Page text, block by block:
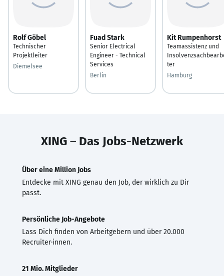
Rolf Göbel
Technischer
Projektleiter
Diemelsee
Fuad Stark
Senior Electrical
Engineer - Technical
Services
Berlin
Kit Rumpenhorst
Teamassistenz und
ter
Hamburg
XING – Das Jobs-Netzwerk
Über eine Million Jobs
Entdecke mit XING genau den Job, der wirklich zu Dir
passt.
Persönliche Job-Angebote
Lass Dich finden von Arbeitgebern und über 20.000
Recruiter·innen.
21 Mio. Mitglieder